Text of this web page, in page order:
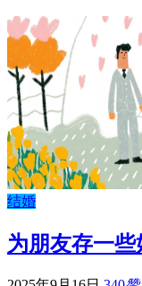
结婚
为朋友存一